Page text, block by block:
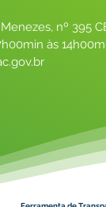
nº 395
às